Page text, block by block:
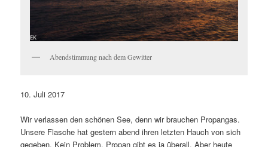
Abendstimmung nach dem Gewitter
10. Juli 2017
Wir verlassen den schönen See, denn wir brauchen Propangas.
Unsere Flasche hat gestern abend ihren letzten Hauch von sich
gegeben. Kein Problem, Propan gibt es ja überall. Aber heute